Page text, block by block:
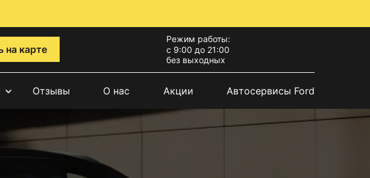
на карте
Режим работы:
с 9:00 до 21:00
без выходных
Отзывы О нас Акции Автосервисы Ford